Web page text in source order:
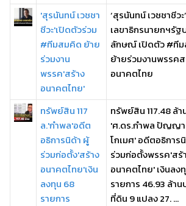
'สุรนันทน์ เวชชา
ชีวะ'เปิดตัวร่วม
#ทีมสมคิด ย้าย
ร่วมงาน
พรรค'สร้าง
อนาคตไทย'
‘สุรนันทน์ เวชชาชีว
เลขาธิกรนายกฯรัฐ
ลักษณ์ เปิดตัว #ที
ย้ายร่วมงานพรรค
อนาคตไทย
ทรัพย์สิน 117
ล.'กำพล'อดีต
อธิการนิด้า ผู้
ร่วมก่อตั้ง'สร้าง
อนาคตไทย'เงิน
ลงทุน 68
รายการ
ทรัพย์สิน 117.48 ล้า
'ศ.ดร.กำพล ปัญญา
โกเมศ' อดีตอธิการ
ร่วมก่อตั้งพรรค'สร้
อนาคตไทย' เงินลง
รายการ 46.93 ล้าน
ที่ดิน 9 แปลง 27. ...